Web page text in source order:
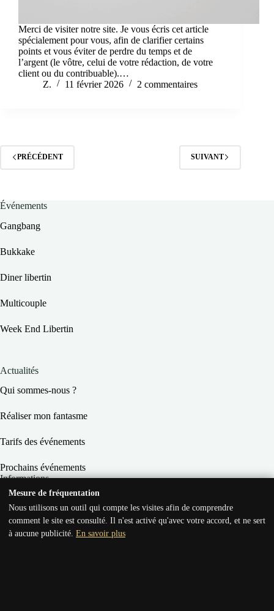
Merci de visiter notre site. Je vous écris cet article
spécialement pour vous, afin de clarifier certains
points et vous éviter de perdre du temps et de
l’argent (le vôtre, celui de votre rédaction, de votre
client ou du contribuable).…
Z.
11 février 2026 2 commentaires
PRÉCÉDENT SUIVANT
Événements
Gangbang
Bukkake
Diner libertin
Multicouple
Week End Libertin
Actualités
Qui sommes-nous ?
Réaliser mon fantasme
Tarifs des événements
Prochains événements
Informations
Conditions Générales de Vente
Conditions Générales d’Utilisation
Mesure de fréquentation
Nous utilisons un outil qui compte les visites afin de comprendre
comment le site est consulté. Il n'est activé qu'avec votre accord, et ne sert
à aucune publicité. En savoir plus